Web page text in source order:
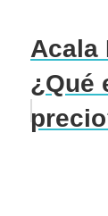
Acala
¿Qué